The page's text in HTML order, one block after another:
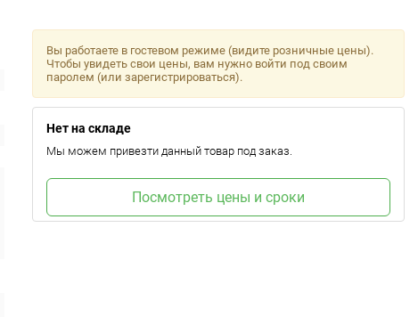
Вы работаете в гостевом режиме (видите розничные цены).
Чтобы увидеть свои цены, вам нужно войти под своим
паролем (или зарегистрироваться).
Нет на складе
Мы можем привезти данный товар под заказ.
Посмотреть цены и сроки